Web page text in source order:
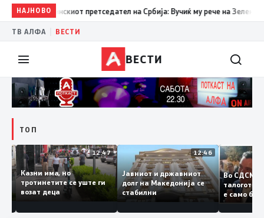
НАЈНОВО15:29Прва посета на украинскиот претседател на Србија:
ТВ АЛФА ВЕСТИ
ВЕСТИ
ТОП
12:50
и
12:47
Казни има, но
тротинетите се уште ги
возат деца
12:46
Јавниот и државниот
долг на Македонија се
стабилни
Во
е само
копија
Заев